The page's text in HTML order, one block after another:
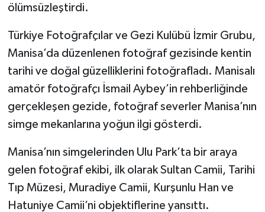
ölümsüzleştirdi.
Türkiye Fotoğrafçılar ve Gezi Kulübü İzmir Grubu,
Manisa’da düzenlenen fotoğraf gezisinde kentin
tarihi ve doğal güzelliklerini fotoğrafladı. Manisalı
amatör fotoğrafçı İsmail Aybey’in rehberliğinde
gerçekleşen gezide, fotoğraf severler Manisa’nın
simge mekanlarına yoğun ilgi gösterdi.
Manisa’nın simgelerinden Ulu Park’ta bir araya
gelen fotoğraf ekibi, ilk olarak Sultan Camii, Tarihi
Tıp Müzesi, Muradiye Camii, Kurşunlu Han ve
Hatuniye Camii’ni objektiflerine yansıttı.